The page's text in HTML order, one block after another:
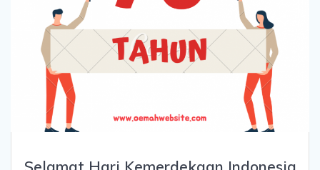
Selamat Hari Kemerdekaan Indonesia